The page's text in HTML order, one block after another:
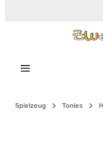
Spielzeug Tonies